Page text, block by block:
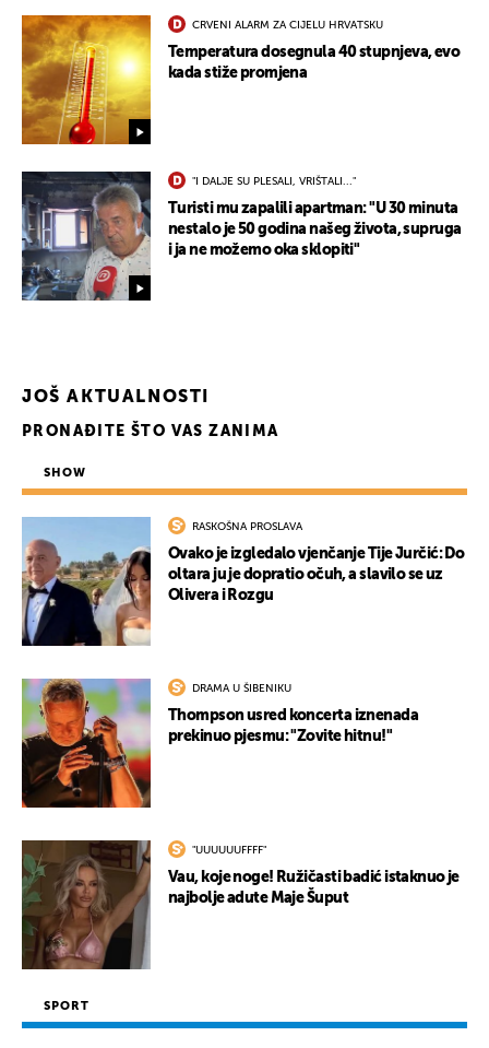
CRVENI ALARM ZA CIJELU HRVATSKU
Temperatura dosegnula 40 stupnjeva, evo
kada stiže promjena
"I DALJE SU PLESALI, VRIŠTALI..."
Turisti mu zapalili apartman: "U 30 minuta
nestalo je 50 godina našeg života, supruga
i ja ne možemo oka sklopiti"
JOŠ AKTUALNOSTI
PRONAĐITE ŠTO VAS ZANIMA
SHOW
RASKOŠNA PROSLAVA
Ovako je izgledalo vjenčanje Tije Jurčić: Do
oltara ju je dopratio očuh, a slavilo se uz
Olivera i Rozgu
DRAMA U ŠIBENIKU
Thompson usred koncerta iznenada
prekinuo pjesmu: "Zovite hitnu!"
"UUUUUUFFFF"
Vau, koje noge! Ružičasti badić istaknuo je
najbolje adute Maje Šuput
SPORT